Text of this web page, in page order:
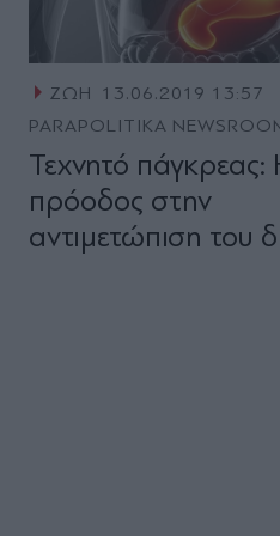
ΖΩΗ
13.06.2019 13:57
PARAPOLITIKA
Τεχνητό πάγκρεας:
πρόοδος στην
αντιμετώπιση του